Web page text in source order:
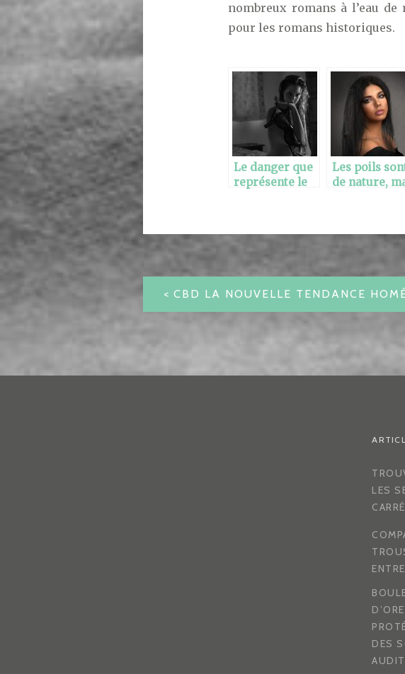
nombreux romans à l’eau
pour les romans historiques.
Le danger que
représente le
Les poils
de nature,
NAVIGATION
DE
L’ARTICLE
LES
DES